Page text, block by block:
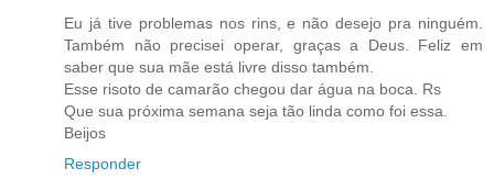
Eu já tive problemas nos rins, e não desejo pra ninguém.
Também não precisei operar, graças a Deus. Feliz em
saber que sua mãe está livre disso também.
Esse risoto de camarão chegou dar água na boca. Rs
Que sua próxima semana seja tão linda como foi essa.
Beijos
Responder